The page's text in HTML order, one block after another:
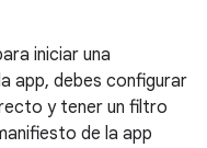
iniciar una
app, debes configurar
y tener un filtro
de la app